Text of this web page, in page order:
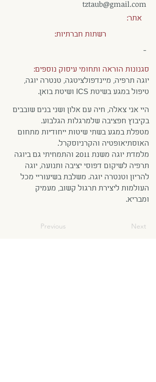
tztaub@gmail.com
אתר:
רשתות חברתיות:
-
סגנונות הוראה ותחומי עיסוק נוספים:
יוגה תרפיה, מיינדפולציטגה, טנטרה יוגה,
טיפול במגע בשיטת ICS ושיטת בואן.
היי אני צאלה, חיה עם אלון ושני בנים שובבים
בקיבוץ חפציבה שלמרגלות הגלבוע.
מטפלת במגע בשתי שיטות ייחודיות מתחום
האוסתיאופטיה והקרניוסקרל.
מלמדת יוגה משנת 2011 והתמחיתי גם ביוגה
תרפיה לשיקום דפוסי יציבה ותנועה, יוגה
להריון וטנטרה יוגה. משלבת בשיעוריי מכל
העולמות ליצירת תרגול קשוב, מעמיק
ומבריא.
Next
Previous